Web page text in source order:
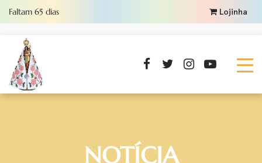
Faltam 65 dias Lojinha
NOTÍCIA